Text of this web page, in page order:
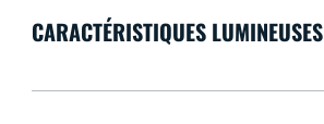
CARACTÉRISTIQUES LUMINEUSES